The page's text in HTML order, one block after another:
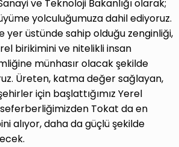
ve Teknoloji Bakanlığı olarak;
yolculuğumuza dahil ediyoruz.
yer üstünde sahip olduğu zenginliği,
birikimini ve nitelikli insan
münhasır olacak şekilde
Üreten, katma değer sağlayan,
için başlattığımız Yerel
seferberliğimizden Tokat da en
alıyor, daha da güçlü şekilde